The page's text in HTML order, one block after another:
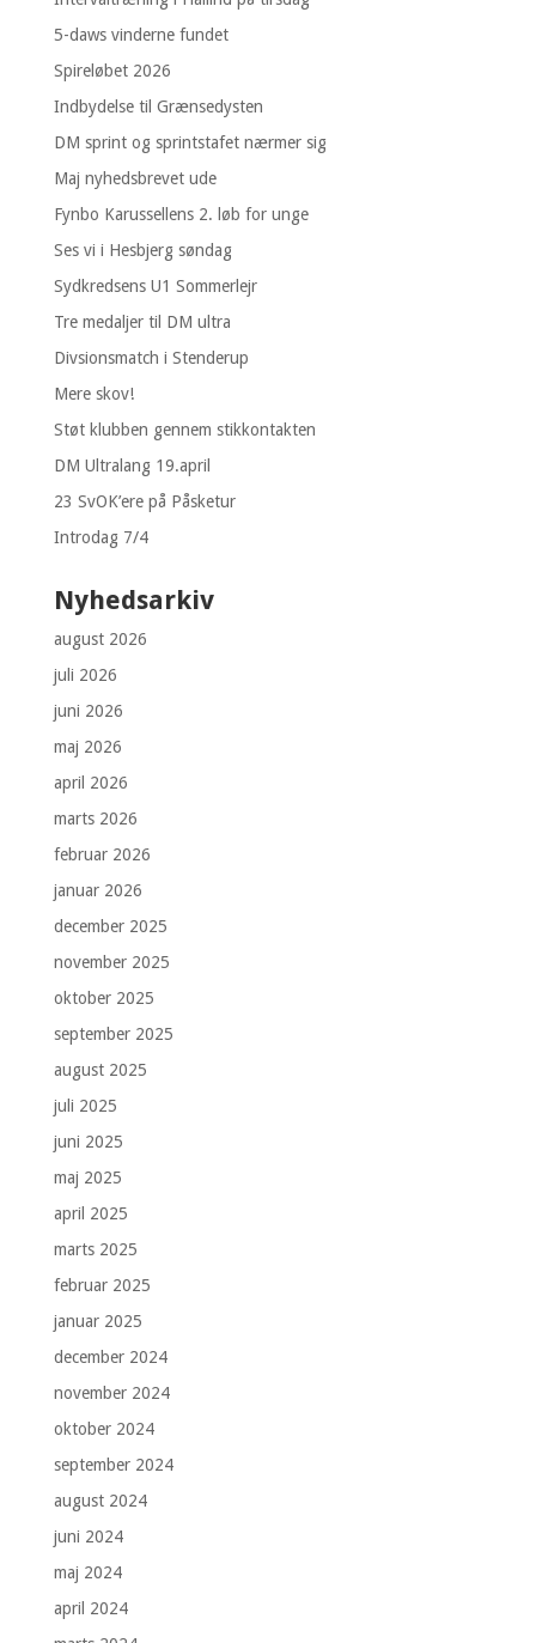
5-daws vinderne fundet
Spireløbet 2026
Indbydelse til Grænsedysten
DM sprint og sprintstafet nærmer sig
Maj nyhedsbrevet ude
Fynbo Karussellens 2. løb for unge
Ses vi i Hesbjerg søndag
Sydkredsens U1 Sommerlejr
Tre medaljer til DM ultra
Divsionsmatch i Stenderup
Mere skov!
Støt klubben gennem stikkontakten
DM Ultralang 19.april
23 SvOK’ere på Påsketur
Introdag 7/4
Nyhedsarkiv
august 2026
juli 2026
juni 2026
maj 2026
april 2026
marts 2026
februar 2026
januar 2026
december 2025
november 2025
oktober 2025
september 2025
august 2025
juli 2025
juni 2025
maj 2025
april 2025
marts 2025
februar 2025
januar 2025
december 2024
november 2024
oktober 2024
september 2024
august 2024
juni 2024
maj 2024
april 2024